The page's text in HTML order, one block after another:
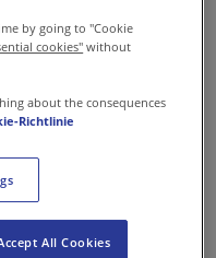
Millionen
65 Jahre alt
das sie später
aktiv und
möchten.
stehen
stetig
by going to "Cookie
cookies" without
about the consequences
Richtlinie
All Cookies